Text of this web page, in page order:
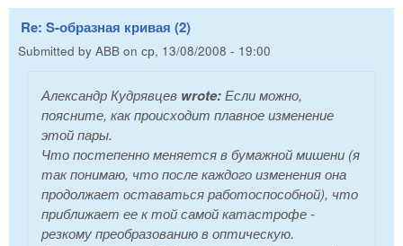
Re: S-образная кривая (2)
Submitted by ABB on ср, 13/08/2008 - 19:00
Александр Кудрявцев wrote:Если можно,
поясните, как происходит плавное изменение
этой пары.
Что постепенно меняется в бумажной мишени (я
так понимаю, что после каждого изменения она
продолжает оставаться работоспособной), что
приближает ее к той самой катастрофе -
резкому преобразованию в оптическую.